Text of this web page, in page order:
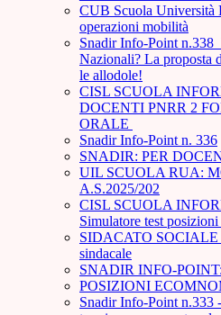
CUB Scuola Università
operazioni mobilità
Snadir Info-Point
Nazionali? La proposta
le allodole!
CISL SCUOLA
DOCENTI PNRR 2
ORALE ­
Snadir Info-Point n. 336
SNADIR: PER
UIL SCUOLA RUA:
A.S.2025/202
CISL SCUOLA
Simulatore test
SIDACATO SOCIALE
sindacale
SNADIR INFO-
POSIZIONI
Snadir Info-Point n.333